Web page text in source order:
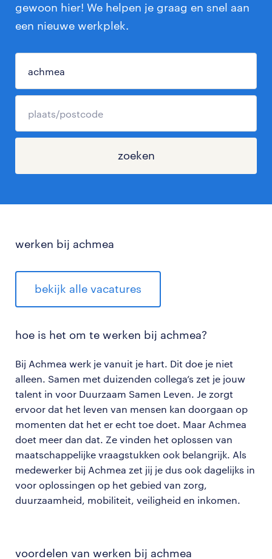
gewoon hier! We helpen je graag en snel aan
een nieuwe werkplek.
zoeken
werken bij achmea
bekijk alle vacatures
hoe is het om te werken bij achmea?
Bij Achmea werk je vanuit je hart. Dit doe je niet
alleen. Samen met duizenden collega’s zet je jouw
talent in voor Duurzaam Samen Leven. Je zorgt
ervoor dat het leven van mensen kan doorgaan op
momenten dat het er echt toe doet. Maar Achmea
doet meer dan dat. Ze vinden het oplossen van
maatschappelijke vraagstukken ook belangrijk. Als
medewerker bij Achmea zet jij je dus ook dagelijks in
voor oplossingen op het gebied van zorg,
duurzaamheid, mobiliteit, veiligheid en inkomen.
voordelen van werken bij achmea